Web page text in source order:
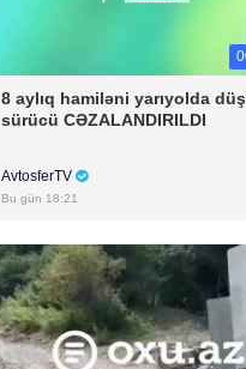
8 aylıq hamiləni yarıyolda
sürücü CƏZALANDIRILDI
AvtosferTV
Bu gün 18:21